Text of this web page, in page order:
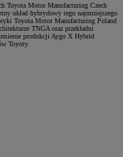
Toyota Motor Manufacturing Czech
układ hybrydowy tego najmniejszego
Toyota Motor Manufacturing Poland
TNGA oraz przekładni
produkcji Aygo X Hybrid
Toyoty.